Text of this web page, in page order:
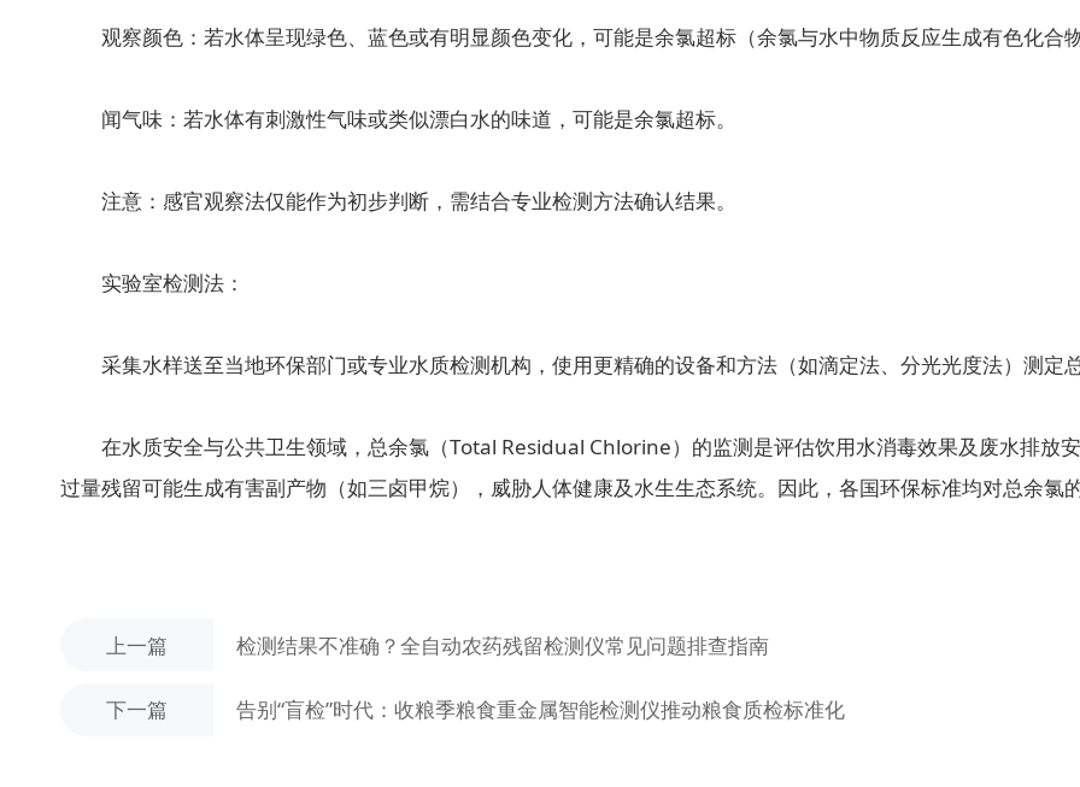
观察颜色：若水体呈现绿色、蓝色或有明显颜色变化，可能是余氯超标（余氯与水中物质反应生成有色化合
闻气味：若水体有刺激性气味或类似漂白水的味道，可能是余氯超标。
注意：感官观察法仅能作为初步判断，需结合专业检测方法确认结果。
实验室检测法：
采集水样送至当地环保部门或专业水质检测机构，使用更精确的设备和方法（如滴定法、分光光度法）测定
在水质安全与公共卫生领域，总余氯（Total Residual Chlorine）的监测是评估饮用水消毒效果及废水排放
过量残留可能生成有害副产物（如三卤甲烷），威胁人体健康及水生生态系统。因此，各国环保标准均对总余
上一篇 检测结果不准确？全自动农药残留检测仪常见问题排查指南
下一篇 告别“盲检”时代：收粮季粮食重金属智能检测仪推动粮食质检标准化